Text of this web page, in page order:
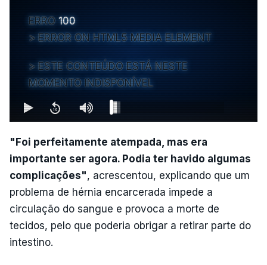
ERRO 100
ERROR ON HTML5 MEDIA ELEMENT
ESTE CONTEÚDO ESTÁ NESTE
MOMENTO INDISPONÍVEL
"Foi perfeitamente atempada, mas era
importante ser agora. Podia ter havido algumas
complicações", acrescentou, explicando que um
problema de hérnia encarcerada impede a
circulação do sangue e provoca a morte de
tecidos, pelo que poderia obrigar a retirar parte do
intestino.